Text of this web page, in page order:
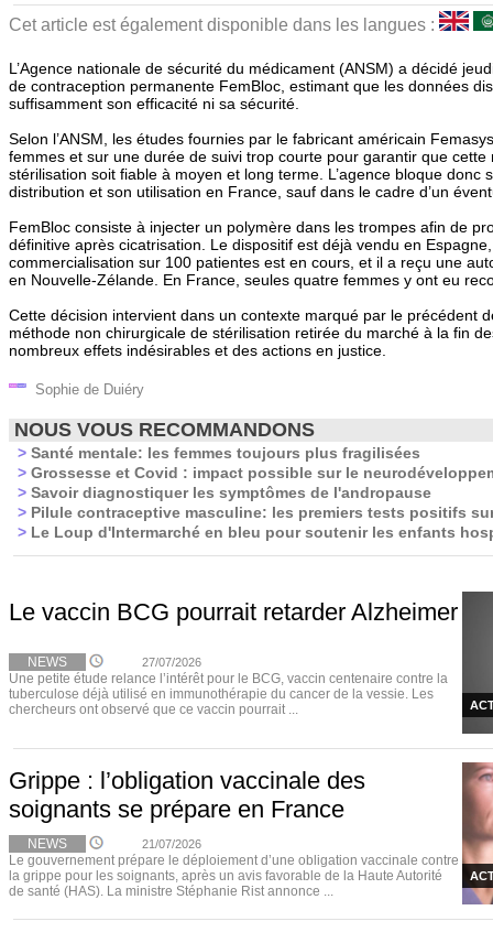
Cet article est également disponible dans les langues :
L’Agence nationale de sécurité du médicament (ANSM) a décidé
de contraception permanente FemBloc, estimant que les données
suffisamment son efficacité ni sa sécurité.
Selon l’ANSM, les études fournies par le fabricant américain
femmes et sur une durée de suivi trop courte pour garantir que
stérilisation soit fiable à moyen et long terme. L’agence bloque donc
distribution et son utilisation en France, sauf dans le cadre d’un
FemBloc consiste à injecter un polymère dans les trompes afin de
définitive après cicatrisation. Le dispositif est déjà vendu en
commercialisation sur 100 patientes est en cours, et il a reçu une
en Nouvelle-Zélande. En France, seules quatre femmes y ont eu
Cette décision intervient dans un contexte marqué par le précédent
méthode non chirurgicale de stérilisation retirée du marché à la fin
nombreux effets indésirables et des actions en justice.
Sophie de Duiéry
NOUS VOUS RECOMMANDONS
> Santé mentale: les femmes toujours plus fragilisées
> Grossesse et Covid : impact possible sur le
> Savoir diagnostiquer les symptômes de l'andropause
> Pilule contraceptive masculine: les premiers tests positifs
> Le Loup d'Intermarché en bleu pour soutenir les enfants
Le vaccin BCG pourrait retarder Alzheimer
NEWS 27/07/2026
Une petite étude relance l’intérêt pour le BCG, vaccin centenaire contre la
tuberculose déjà utilisé en immunothérapie du cancer de la vessie. Les
chercheurs ont observé que ce vaccin pourrait ...
Grippe : l’obligation vaccinale des
soignants se prépare en France
NEWS 21/07/2026
Le gouvernement prépare le déploiement d’une obligation vaccinale contre
la grippe pour les soignants, après un avis favorable de la Haute Autorité
de santé (HAS). La ministre Stéphanie Rist annonce ...